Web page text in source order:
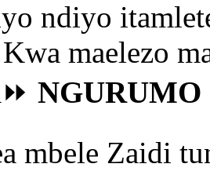
ndiyo
maelezo
NGURUMO
mbele Zaidi